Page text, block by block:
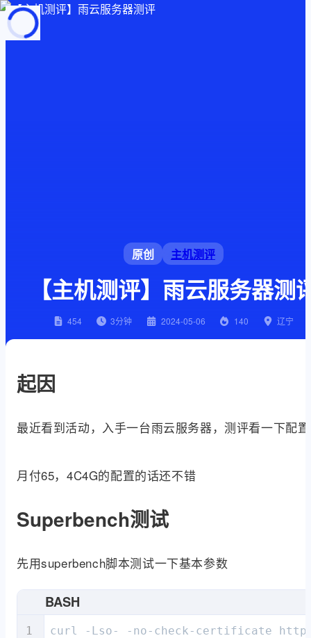
页面加载中
原创 主机测评
【主机测评】雨云服务器测
454 3分钟 2024-05-06 140 辽宁
起因
最近看到活动，入手一台雨云服务器，测评看一下配置
月付65，4C4G的配置的话还不错
Superbench测试
先用superbench脚本测试一下基本参数
BASH
curl -Lso- -no-check-certificate